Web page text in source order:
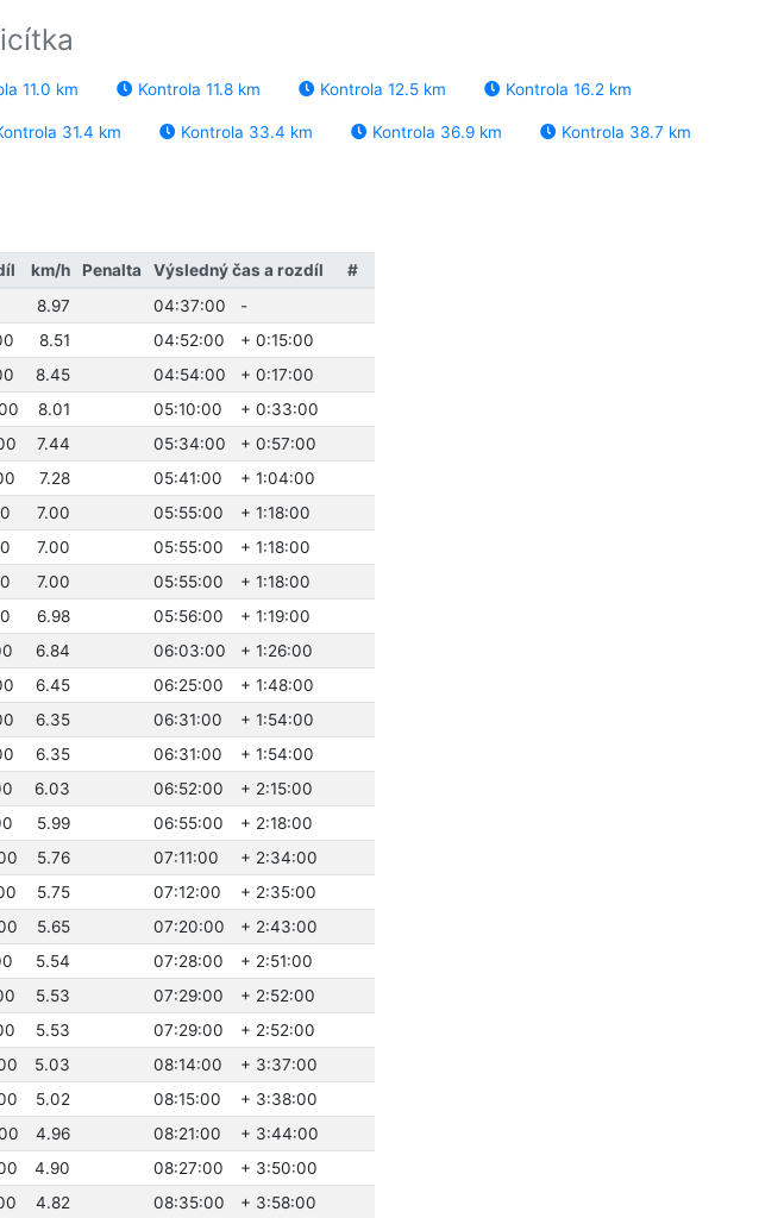
11.0 km Kontrola 11.8 km Kontrola 12.5 km Kontrola 16.2 km
31.4 km Kontrola 33.4 km Kontrola 36.9 km Kontrola 38.7 km
km/h Penalta Výsledný čas a rozdíl
#
8.97 04:37:00
-
8.51 04:52:00
+ 0:15:00
8.45 04:54:00
+ 0:17:00
8.01 05:10:00
+ 0:33:00
7.44 05:34:00
+ 0:57:00
7.28 05:41:00
+ 1:04:00
7.00 05:55:00
+ 1:18:00
7.00 05:55:00
+ 1:18:00
7.00 05:55:00
+ 1:18:00
6.98 05:56:00
+ 1:19:00
6.84 06:03:00
+ 1:26:00
6.45 06:25:00
+ 1:48:00
6.35 06:31:00
+ 1:54:00
6.35 06:31:00
+ 1:54:00
6.03 06:52:00
+ 2:15:00
5.99 06:55:00
+ 2:18:00
5.76 07:11:00
+ 2:34:00
5.75 07:12:00
+ 2:35:00
5.65 07:20:00
+ 2:43:00
5.54 07:28:00
+ 2:51:00
5.53 07:29:00
+ 2:52:00
5.53 07:29:00
+ 2:52:00
5.03 08:14:00
+ 3:37:00
5.02 08:15:00
+ 3:38:00
4.96 08:21:00
+ 3:44:00
4.90 08:27:00
+ 3:50:00
4.82 08:35:00
+ 3:58:00